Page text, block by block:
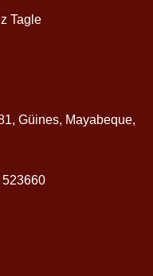
Tagle
Güines, Mayabeque,
523660